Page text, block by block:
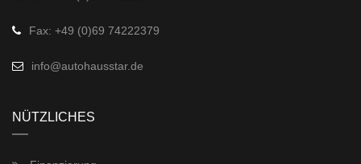
Fax: +49 (0)69 74222379
info@autohausstar.de
NÜTZLICHES